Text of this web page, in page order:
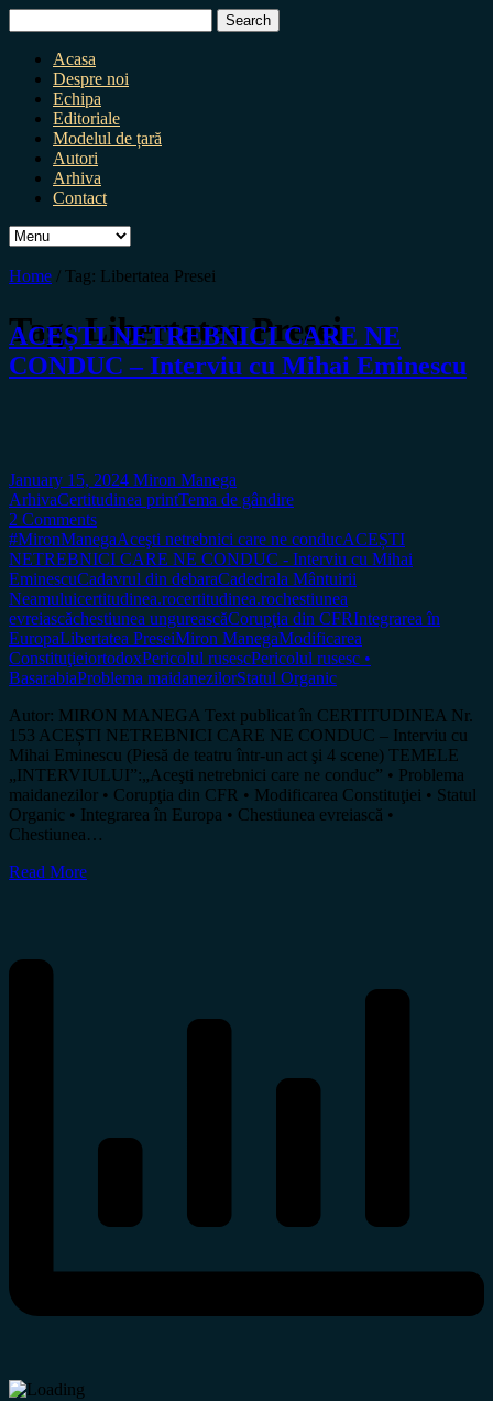
for:
Acasa
Despre noi
Echipa
Editoriale
Modelul de țară
Autori
Arhiva
Contact
Home / Tag: Libertatea Presei
Tag:Libertatea Presei
ACEȘTI NETREBNICI CARE NE
CONDUC – Interviu cu Mihai Eminescu
January 15, 2024 Miron Manega
ArhivaCertitudinea printTema de gândire
2 Comments
#MironManegaAceşti netrebnici care ne conducACEȘTI
NETREBNICI CARE NE CONDUC - Interviu cu Mihai
EminescuCadavrul din debaraCadedrala Mântuirii
Neamuluicertitudinea.rocertitudinea.rochestiunea
evreiascăchestiunea ungureascăCorupţia din CFRIntegrarea în
EuropaLibertatea PreseiMiron ManegaModificarea
ConstituţieiortodoxPericolul rusescPericolul rusesc •
BasarabiaProblema maidanezilorStatul Organic
Autor: MIRON MANEGA Text publicat în CERTITUDINEA Nr.
153 ACEȘTI NETREBNICI CARE NE CONDUC – Interviu cu
Mihai Eminescu (Piesă de teatru într-un act şi 4 scene) TEMELE
„INTERVIULUI”:„Aceşti netrebnici care ne conduc” • Problema
maidanezilor • Corupţia din CFR • Modificarea Constituţiei • Statul
Organic • Integrarea în Europa • Chestiunea evreiască •
Chestiunea…
Read More